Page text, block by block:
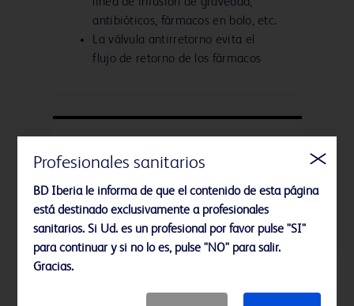
antibióticos, fármacos en bolo, etc.
La válvula antirretorno evita el
flujo de retorno de los fármacos
Tubos revestidos de PE
Previenen la sorción de fármacos
Productos relacionados
Profesionales sanitarios
BD Iberia le informa de que el contenido de esta página
está destinado exclusivamente a profesionales
sanitarios. Si Ud. es un profesional por favor pulse "SI"
para continuar y si no lo es, pulse "NO" para salir.
Gracias.